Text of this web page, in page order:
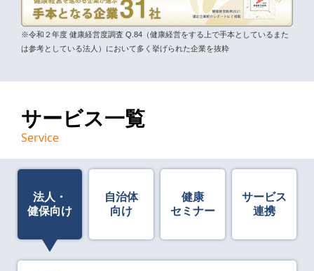
※令和２年度 健康経営度調査 Q.84（健康経営をする上で手本としているまた
は参考としている法人）において多く挙げられた企業を抜粋
サービス一覧
Service
法人・
健保向け
自治体
向け
健康
セミナー
サービス
連携